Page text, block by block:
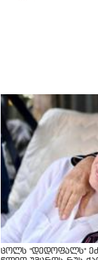
ცოლს "დედოფალს"